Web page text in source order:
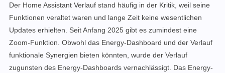
Der Home Assistant Verlauf stand häufig in der Kritik, weil seine
Funktionen veraltet waren und lange Zeit keine wesentlichen
Updates erhielten. Seit Anfang 2025 gibt es zumindest eine
Zoom-Funktion. Obwohl das Energy-Dashboard und der Verlauf
funktionale Synergien bieten könnten, wurde der Verlauf
zugunsten des Energy-Dashboards vernachlässigt. Das Energy-